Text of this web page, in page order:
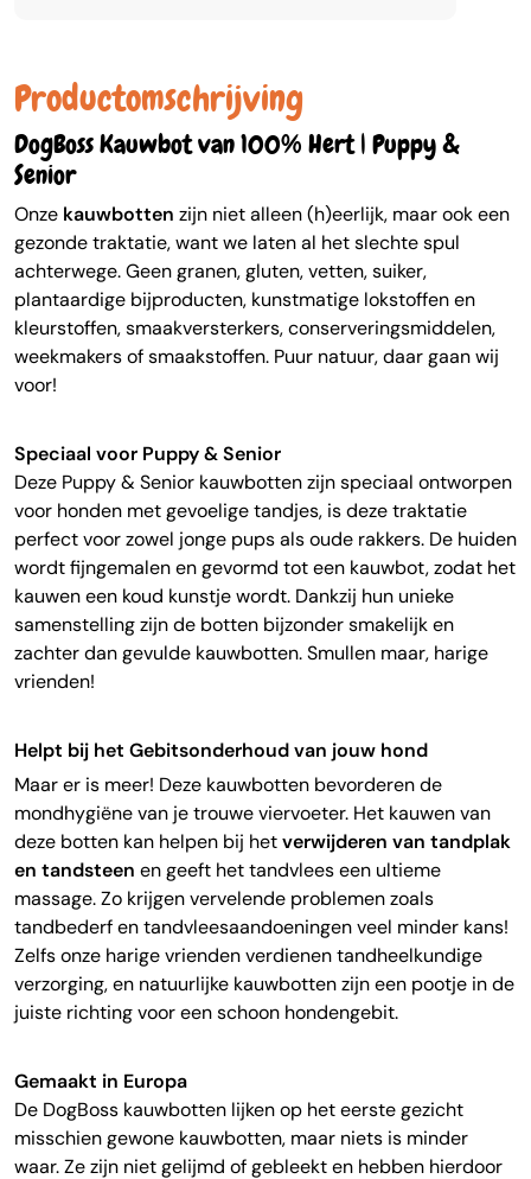
Productomschrijving
DogBoss Kauwbot van 100% Hert | Puppy &
Senior
Onze kauwbotten zijn niet alleen (h)eerlijk, maar ook een
gezonde traktatie, want we laten al het slechte spul
achterwege. Geen granen, gluten, vetten, suiker,
plantaardige bijproducten, kunstmatige lokstoffen en
kleurstoffen, smaakversterkers, conserveringsmiddelen,
weekmakers of smaakstoffen. Puur natuur, daar gaan wij
voor!
Speciaal voor Puppy & Senior
Deze Puppy & Senior kauwbotten zijn speciaal ontworpen
voor honden met gevoelige tandjes, is deze traktatie
perfect voor zowel jonge pups als oude rakkers. De huiden
wordt fijngemalen en gevormd tot een kauwbot, zodat het
kauwen een koud kunstje wordt. Dankzij hun unieke
samenstelling zijn de botten bijzonder smakelijk en
zachter dan gevulde kauwbotten.Smullen maar, harige
vrienden!
Helpt bij het Gebitsonderhoud van jouw hond
Maar er is meer! Deze kauwbotten bevorderen de
mondhygiëne van je trouwe viervoeter. Het kauwen van
deze botten kan helpen bij hetverwijderen van tandplak
en tandsteen en geeft het tandvlees een ultieme
massage. Zo krijgen vervelende problemen zoals
tandbederf en tandvleesaandoeningen veel minder kans!
Zelfs onze harige vrienden verdienen tandheelkundige
verzorging, en natuurlijke kauwbotten zijn een pootje in de
juiste richting voor een schoon hondengebit.
Gemaakt in Europa
De DogBoss kauwbotten lijken op het eerste gezicht
misschien gewone kauwbotten, maar niets is minder
waar.Ze zijn niet gelijmd of gebleekt en hebben hierdoor